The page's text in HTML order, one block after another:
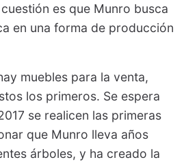
es que Munro busca
en una forma de producción
muebles para la venta,
los primeros. Se espera
se realicen las primeras
que Munro lleva años
árboles, y ha creado la